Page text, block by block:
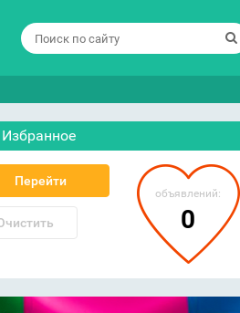
Избранное
Перейти
объявлений:
0